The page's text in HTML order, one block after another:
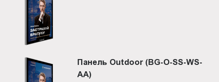
Панель Outdoor (BG-O-SS-WS-
AA)